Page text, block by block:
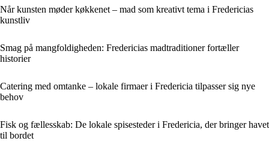
Når kunsten møder køkkenet – mad som kreativt tema i Fredericias
kunstliv
Smag på mangfoldigheden: Fredericias madtraditioner fortæller
historier
Catering med omtanke – lokale firmaer i Fredericia tilpasser sig nye
behov
Fisk og fællesskab: De lokale spisesteder i Fredericia, der bringer havet
til bordet